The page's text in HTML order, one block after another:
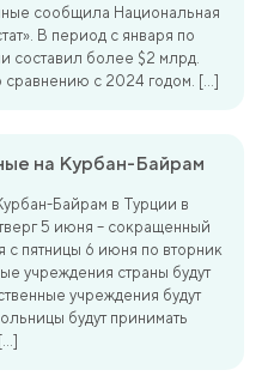
сообщила Национальная
В период с января по
составил более $2 млрд.
сравнению с 2024 годом. […]
на Курбан-Байрам
Байрам в Турции в
5 июня – сокращенный
с пятницы 6 июня по вторник
учреждения страны будут
учреждения будут
будут принимать